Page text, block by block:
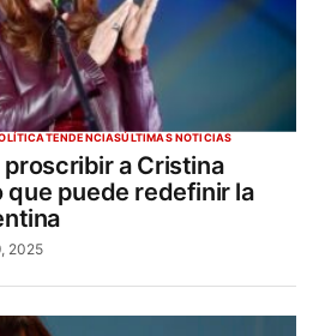
TENDENCIASÚLTIMAS NOTICIAS
a Cristina
que puede redefinir la
2025